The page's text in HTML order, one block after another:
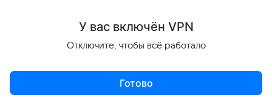
У вас включён VPN
Отключите, чтобы всё работало
Готово